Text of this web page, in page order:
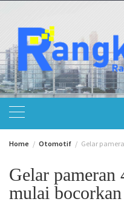
content
Home Otomotif Gelar
Gelar
mulai